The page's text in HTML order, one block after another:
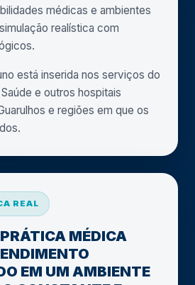
médicas e ambientes
realística com
está inserida nos serviços do
e outros hospitais
e regiões em que os
REAL
MÉDICA
EM UM AMBIENTE